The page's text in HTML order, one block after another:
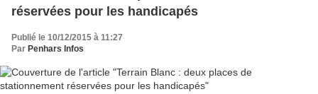
réservées pour les handicapés
Publié le 10/12/2015 à 11:27
Par Penhars Infos